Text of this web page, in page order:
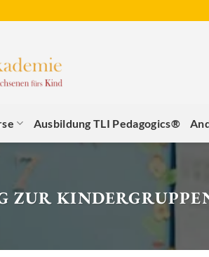
Ausbildung TLI Pedagogics®
ZUR